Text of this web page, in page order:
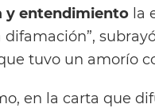
y entendimiento la
difamación”,
tuvo un amorío
en la carta que